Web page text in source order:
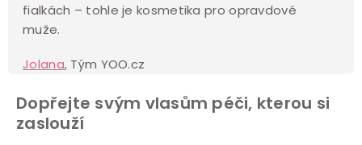
fialkách – tohle je kosmetika pro opravdové
muže.
Jolana, Tým YOO.cz
Dopřejte svým vlasům péči, kterou si
zaslouží